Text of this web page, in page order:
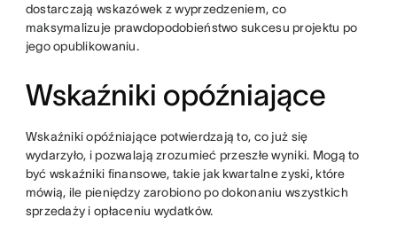
dostarczają wskazówek z wyprzedzeniem, co
maksymalizuje prawdopodobieństwo sukcesu projektu po
jego opublikowaniu.
Wskaźniki opóźniające
Wskaźniki opóźniające potwierdzają to, co już się
wydarzyło, i pozwalają zrozumieć przeszłe wyniki. Mogą to
być wskaźniki finansowe, takie jak kwartalne zyski, które
mówią, ile pieniędzy zarobiono po dokonaniu wszystkich
sprzedaży i opłaceniu wydatków.